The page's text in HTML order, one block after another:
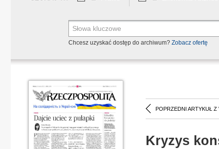
Chcesz uzyskać dostęp do archiwum? Zobacz ofertę
POPRZEDNI ARTYKUŁ Z
Kryzys